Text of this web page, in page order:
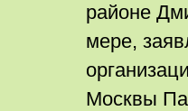
районе
мере,
Москвы